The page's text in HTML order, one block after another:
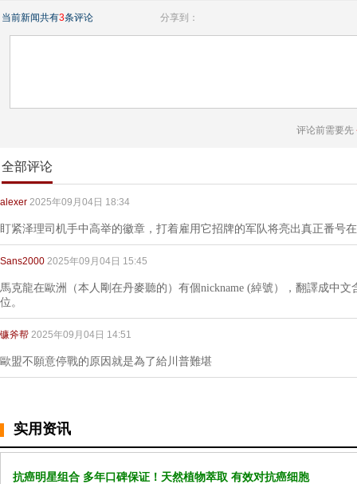
当前新闻共有3条评论 分享到：
评论前需要先
全部评论
alexer 2025年09月04日 18:34
盯紧泽理司机手中高举的徽章，打着雇用它招牌的军队将亮出真正番号
Sans2000 2025年09月04日 15:45
馬克龍在歐洲（本人剛在丹麥聽的）有個nickname (綽號），翻譯成中
位。
镰斧帮 2025年09月04日 14:51
歐盟不願意停戰的原因就是為了給川普難堪
实用资讯
抗癌明星组合 多年口碑保证！天然植物萃取 有效对抗癌细胞